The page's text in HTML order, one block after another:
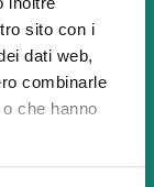
sito con i
dati web,
combinarle
che hanno
per
settore,
e attività